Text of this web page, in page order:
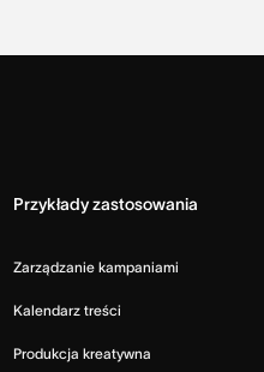
Przykłady zastosowania
Zarządzanie kampaniami
Kalendarz treści
Produkcja kreatywna